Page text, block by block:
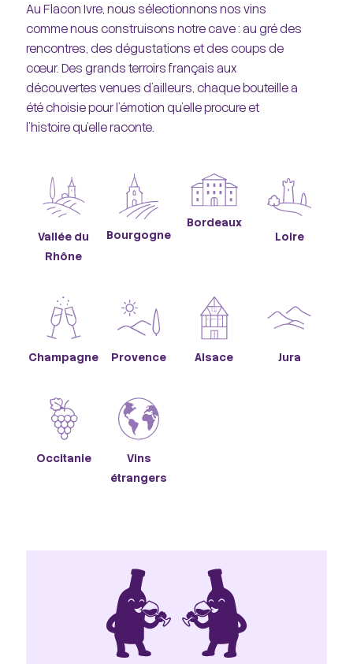
Au Flacon Ivre, nous sélectionnons nos vins
comme nous construisons notre cave : au gré des
rencontres, des dégustations et des coups de
cœur. Des grands terroirs français aux
découvertes venues d'ailleurs, chaque bouteille a
été choisie pour l'émotion qu'elle procure et
l'histoire qu'elle raconte.
Vallée du
Rhône
Bourgogne
Bordeaux
Loire
Champagne Provence Alsace Jura
Occitanie
Vins
étrangers